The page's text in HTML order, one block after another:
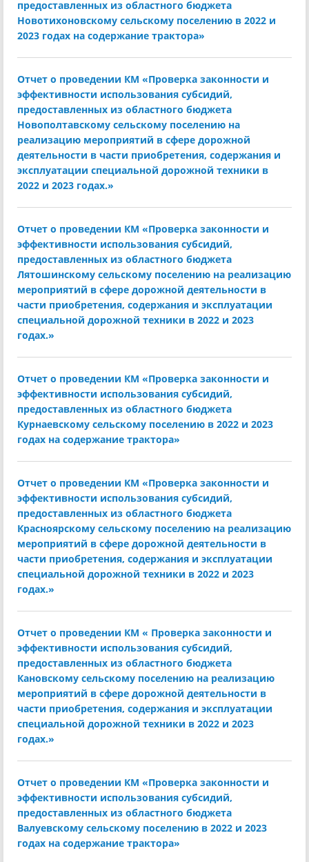
предоставленных из областного бюджета
Новотихоновскому сельскому поселению в 2022 и
2023 годах на содержание трактора»
Отчет о проведении КМ «Проверка законности и
эффективности использования субсидий,
предоставленных из областного бюджета
Новополтавскому сельскому поселению на
реализацию мероприятий в сфере дорожной
деятельности в части приобретения, содержания и
эксплуатации специальной дорожной техники в
2022 и 2023 годах.»
Отчет о проведении КМ «Проверка законности и
эффективности использования субсидий,
предоставленных из областного бюджета
Лятошинскому сельскому поселению на реализацию
мероприятий в сфере дорожной деятельности в
части приобретения, содержания и эксплуатации
специальной дорожной техники в 2022 и 2023
годах.»
Отчет о проведении КМ «Проверка законности и
эффективности использования субсидий,
предоставленных из областного бюджета
Курнаевскому сельскому поселению в 2022 и 2023
годах на содержание трактора»
Отчет о проведении КМ «Проверка законности и
эффективности использования субсидий,
предоставленных из областного бюджета
Красноярскому сельскому поселению на реализацию
мероприятий в сфере дорожной деятельности в
части приобретения, содержания и эксплуатации
специальной дорожной техники в 2022 и 2023
годах.»
Отчет о проведении КМ « Проверка законности и
эффективности использования субсидий,
предоставленных из областного бюджета
Кановскому сельскому поселению на реализацию
мероприятий в сфере дорожной деятельности в
части приобретения, содержания и эксплуатации
специальной дорожной техники в 2022 и 2023
годах.»
Отчет о проведении КМ «Проверка законности и
эффективности использования субсидий,
предоставленных из областного бюджета
Валуевскому сельскому поселению в 2022 и 2023
годах на содержание трактора»